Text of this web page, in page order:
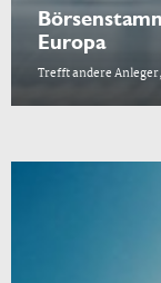
Europa
Trefft andere